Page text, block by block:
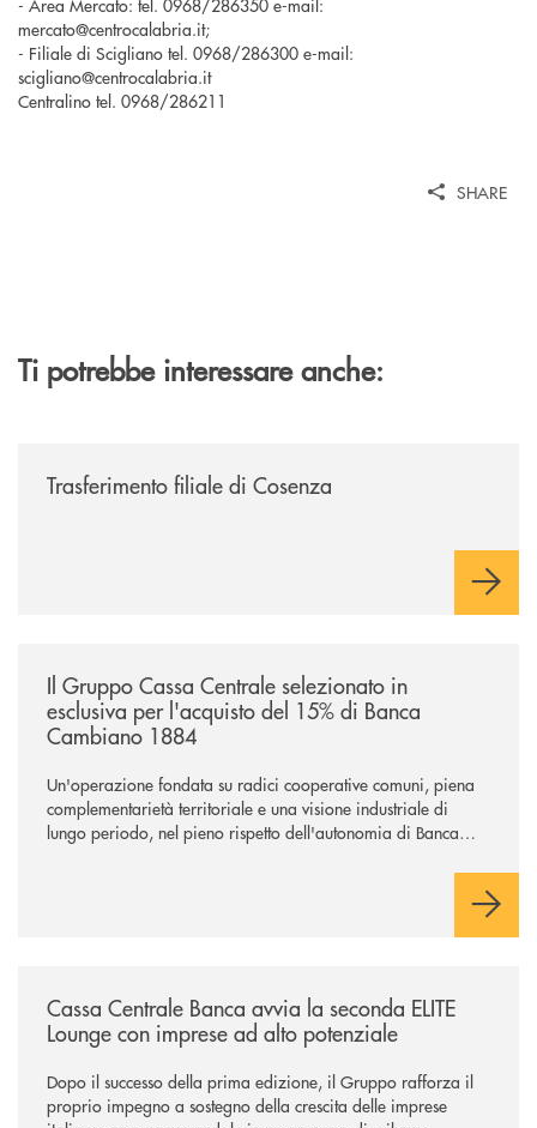
- Area Mercato: tel. 0968/286350 e-mail:
mercato@centrocalabria.it;
- Filiale di Scigliano tel. 0968/286300 e-mail:
scigliano@centrocalabria.it
Centralino tel. 0968/286211
SHARE
Ti potrebbe interessare anche:
Trasferimento filiale di Cosenza
Il Gruppo Cassa Centrale selezionato in
esclusiva per l'acquisto del 15% di Banca
Cambiano 1884
Un'operazione fondata su radici cooperative comuni, piena
complementarietà territoriale e una visione industriale di
lungo periodo, nel pieno rispetto dell'autonomia di Banca
negoziazione esclusiva per la finalizzazione dell’operazione.
Cassa Centrale Banca avvia la seconda ELITE
Lounge con imprese ad alto potenziale
Dopo il successo della prima edizione, il Gruppo rafforza il
proprio impegno a sostegno della crescita delle imprese